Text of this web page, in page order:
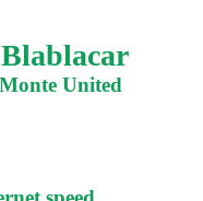
Blablacar
United